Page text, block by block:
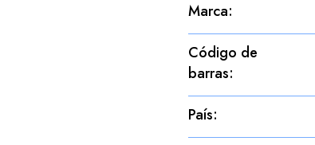
Marca:
Código de
barras:
País: